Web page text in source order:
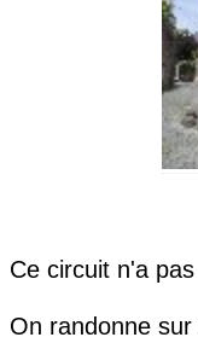
Ce circuit n'a
On randonne